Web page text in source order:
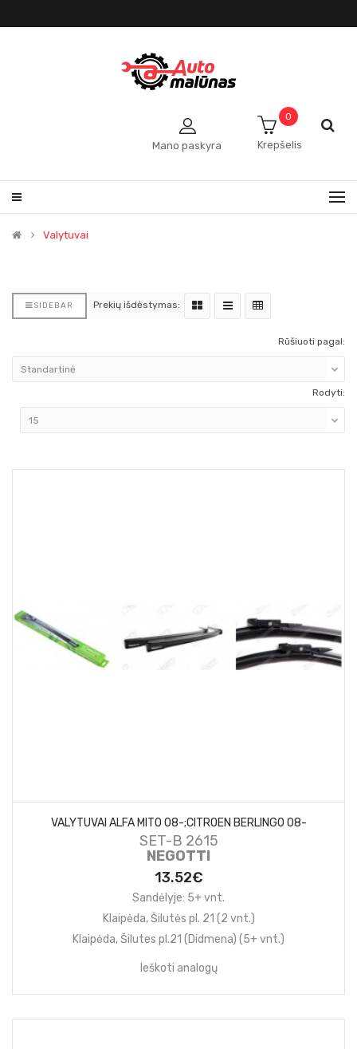
Mano paskyra Krepšelis
0
Valytuvai
SIDEBAR Prekių išdėstymas:
Rūšiuoti pagal:
Rodyti:
VALYTUVAI ALFA MITO 08-;CITROEN BERLINGO 08-
SET-B 2615
NEGOTTI
13.52€
Sandėlyje: 5+ vnt.
Klaipėda, Šilutės pl. 21 (2 vnt.)
Klaipėda, Šilutes pl.21 (Didmena) (5+ vnt.)
Ieškoti analogų